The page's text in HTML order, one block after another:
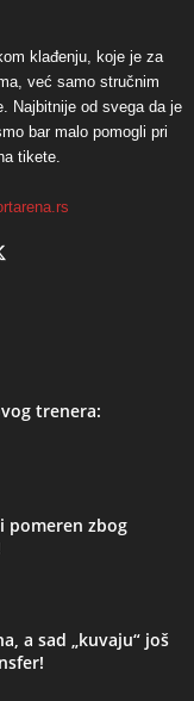
klađenju, koje je za
već samo stručnim
Najbitnije od svega da je
bar malo pomogli pri
tikete.
trenera:
pomeren zbog
a sad „kuvaju“ još